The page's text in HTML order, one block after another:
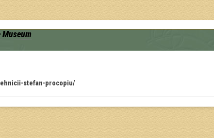
stefan-procopiu/